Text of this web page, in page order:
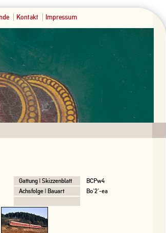
Kontakt Impressum
Gattung | Skizzenblatt
BCPw4
Achsfolge | Bauart
Bo'2'-ea